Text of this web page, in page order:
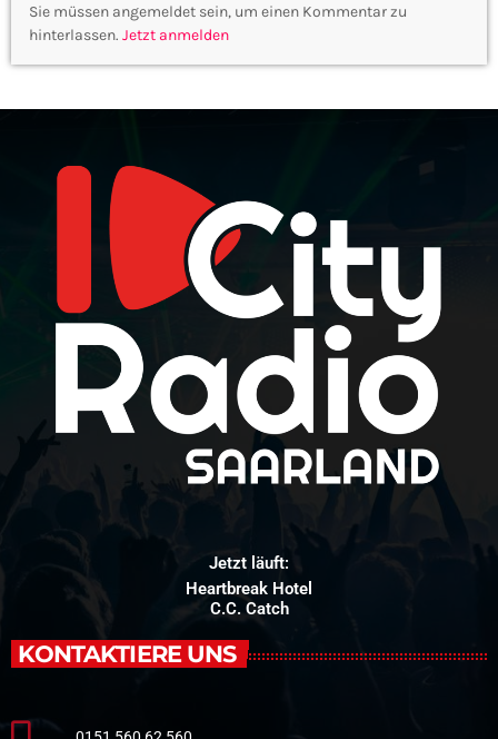
Sie müssen angemeldet sein, um einen Kommentar zu
hinterlassen. Jetzt anmelden
Jetzt läuft:
Heartbreak Hotel
C.C. Catch
KONTAKTIERE UNS